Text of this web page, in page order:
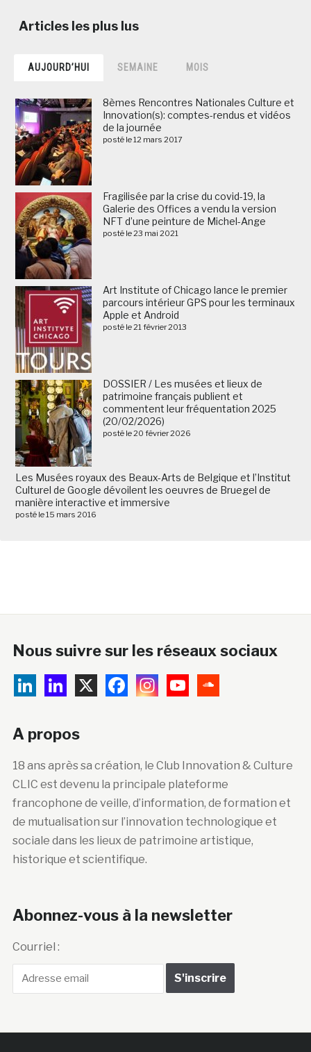
AUJOURD’HUI SEMAINE MOIS
8èmes Rencontres Nationales Culture et
Innovation(s): comptes-rendus et vidéos
de la journée
posté le 12 mars 2017
Fragilisée par la crise du covid-19, la
Galerie des Offices a vendu la version
NFT d’une peinture de Michel-Ange
posté le 23 mai 2021
Art Institute of Chicago lance le premier
parcours intérieur GPS pour les terminaux
Apple et Android
posté le 21 février 2013
DOSSIER / Les musées et lieux de
patrimoine français publient et
commentent leur fréquentation 2025
(20/02/2026)
posté le 20 février 2026
Les Musées royaux des Beaux-Arts de Belgique et l’Institut
Culturel de Google dévoilent les oeuvres de Bruegel de
manière interactive et immersive
posté le 15 mars 2016
Nous suivre sur les réseaux sociaux
A propos
18 ans après sa création, le Club Innovation & Culture
CLIC est devenu la principale plateforme
francophone de veille, d’information, de formation et
de mutualisation sur l’innovation technologique et
sociale dans les lieux de patrimoine artistique,
historique et scientifique.
Abonnez-vous à la newsletter
Courriel :